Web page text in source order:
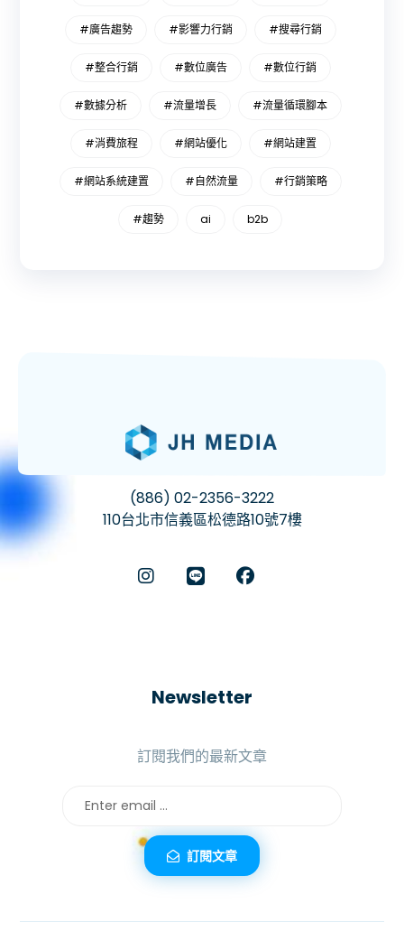
#廣告趨勢 #影響力行銷 #搜尋行銷
#整合行銷 #數位廣告 #數位行銷
#數據分析 #流量增長 #流量循環腳本
#消費旅程 #網站優化 #網站建置
#網站系統建置 #自然流量 #行銷策略
#趨勢 ai b2b
(886) 02-2356-3222
110台北市信義區松德路10號7樓
Newsletter
訂閱我們的最新文章
訂閱文章